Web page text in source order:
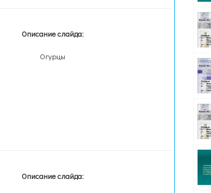
Описание слайда:
Огурцы
Описание слайда: